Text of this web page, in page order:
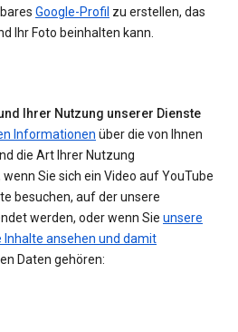
Google-Profil zu erstellen, das
Ihr Foto beinhalten kann.
Ihrer Nutzung unserer Dienste
Informationen über die von Ihnen
die Art Ihrer Nutzung
Sie sich ein Video auf YouTube
besuchen, auf der unsere
werden, oder wenn Sie unsere
Inhalte ansehen und damit
Daten gehören: